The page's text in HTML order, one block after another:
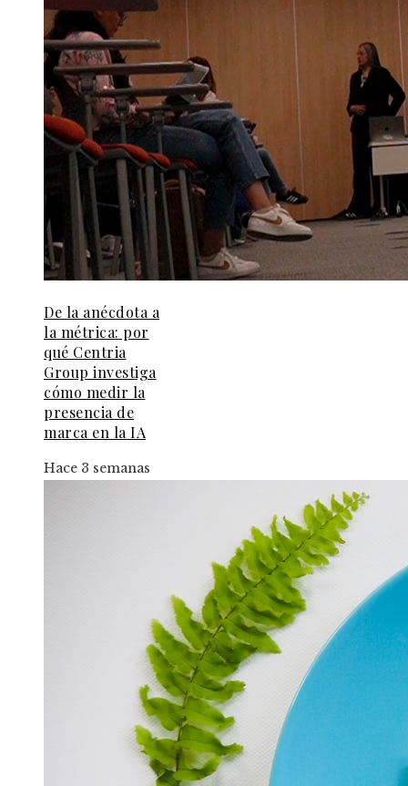
De la anécdota a
la métrica: por
qué Centria
Group investiga
cómo medir la
presencia de
marca en la IA
Hace 3 semanas